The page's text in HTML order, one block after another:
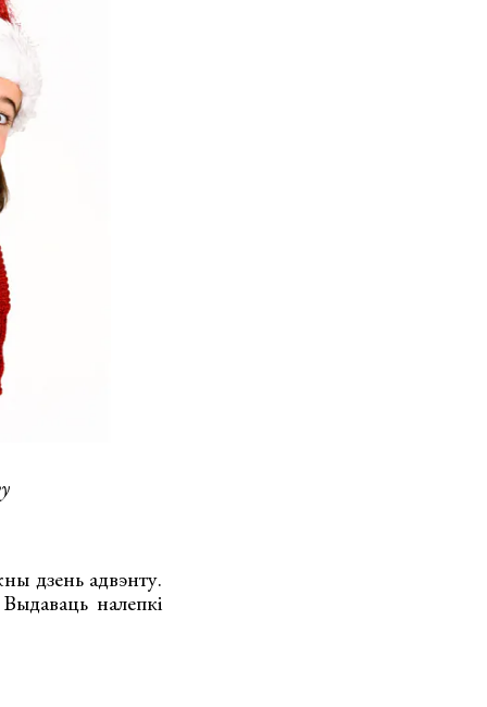
дзень адвэнту.
налепкі